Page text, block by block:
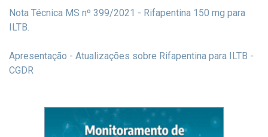
Nota Técnica MS nº 399/2021 - Rifapentina 150 mg para
ILTB.
Apresentação - Atualizações sobre Rifapentina para ILTB -
CGDR